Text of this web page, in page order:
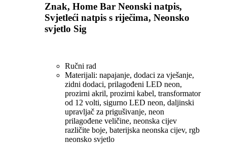
Znak, Home Bar Neonski natpis,
Svjetleći natpis s riječima, Neonsko
svjetlo Sig
Ručni rad
Materijali: napajanje, dodaci za vješanje,
zidni dodaci, prilagođeni LED neon,
prozirni akril, prozirni kabel, transformator
od 12 volti, sigurno LED neon, daljinski
upravljač za prigušivanje, neon
prilagođene veličine, neonska cijev
različite boje, baterijska neonska cijev, rgb
neonsko svjetlo